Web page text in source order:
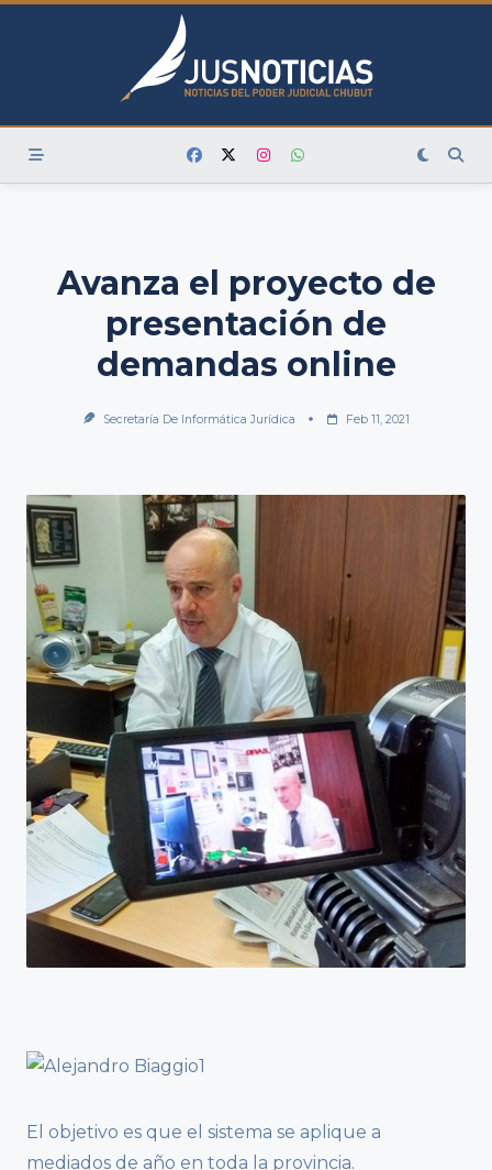
Skip
Avanza el proyecto de
presentación de
demandas online
Secretaría De Informática Jurídica Feb 11, 2021
El objetivo es que el sistema se aplique a
mediados de año en toda la provincia.